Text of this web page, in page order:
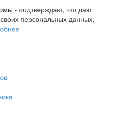
- подтверждаю, что даю
персональных данных,